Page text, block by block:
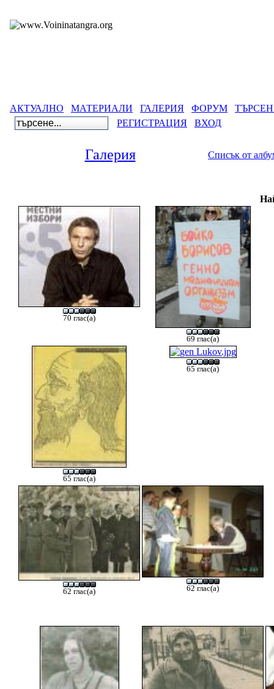
АКТУАЛНО МАТЕРИАЛИ ГАЛЕРИЯ ФОРУМ
РЕГИСТРАЦИЯ
ВХОД
Галерия Списък от
70 глас(а)
69 глас(а)
65 глас(а)
65 глас(а)
62 глас(а) 62 глас(а)